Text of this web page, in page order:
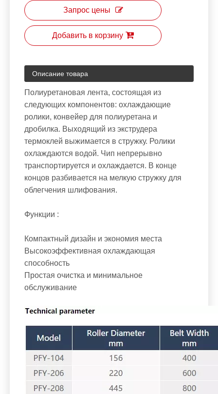
Запрос цены
Добавить в корзину
Описание товара
Полиуретановая лента, состоящая из
следующих компонентов: охлаждающие
ролики, конвейер для полиуретана и
дробилка. Выходящий из экструдера
термоклей выжимается в стружку. Ролики
охлаждаются водой. Чип непрерывно
транспортируется и охлаждается. В конце
концов разбивается на мелкую стружку для
облегчения шлифования.
Функции :
Компактный дизайн и экономия места
Высокоэффективная охлаждающая
способность
Простая очистка и минимальное
обслуживание